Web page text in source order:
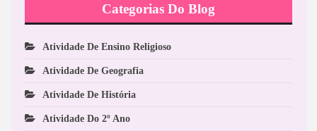
Categorias Do Blog
Atividade De Ensino Religioso
Atividade De Geografia
Atividade De História
Atividade Do 2º Ano